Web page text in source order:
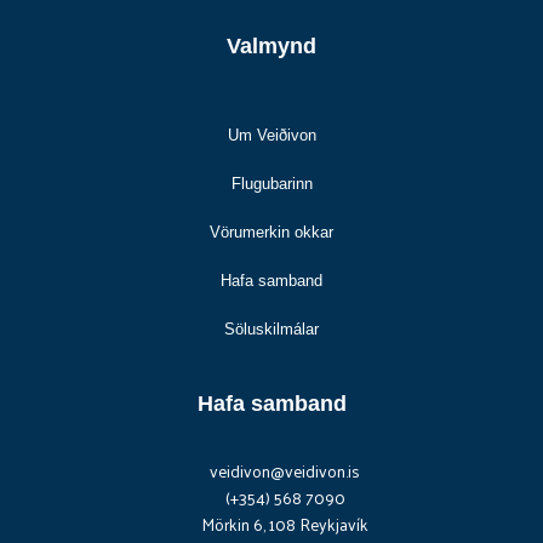
Valmynd
Um Veiðivon
Flugubarinn
Vörumerkin okkar
Hafa samband
Söluskilmálar
Hafa samband
veidivon@veidivon.is
(+354) 568 7090
Mörkin 6, 108 Reykjavík